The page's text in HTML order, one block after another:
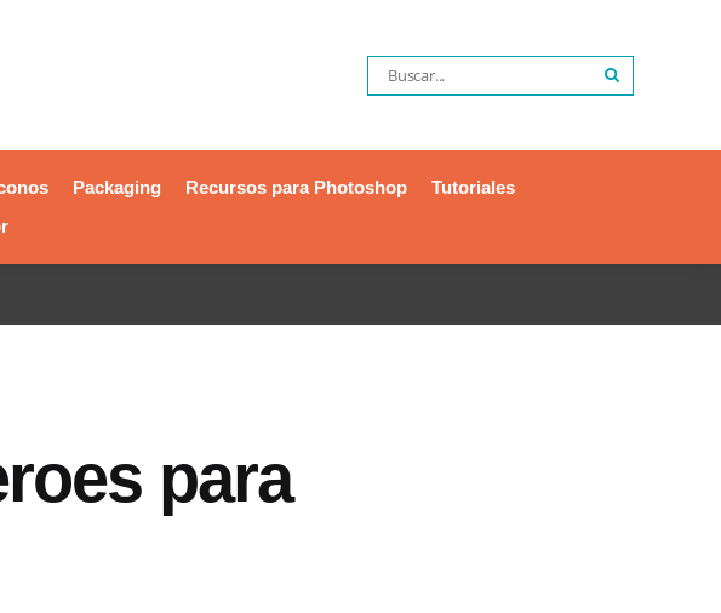
Packaging Recursos para Photoshop
Tutoriales
para